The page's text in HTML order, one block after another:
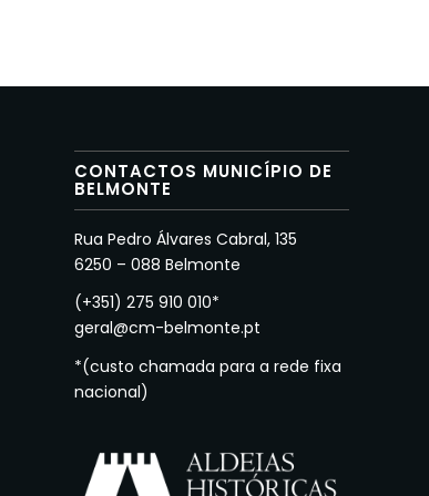
CONTACTOS MUNICÍPIO DE
BELMONTE
Rua Pedro Álvares Cabral, 135
6250 – 088 Belmonte
(+351) 275 910 010*
geral@cm-belmonte.pt
*(custo chamada para a rede fixa
nacional)